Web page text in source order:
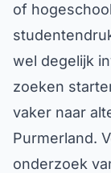
of
wel degelijk
zoeken
vaker naar
Purmerland.
onderzoek